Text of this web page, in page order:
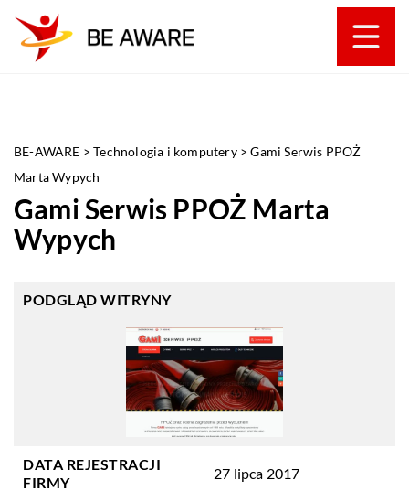
BE-AWARE >Technologia i komputery>Gami Serwis PPOŻ
Marta Wypych
Gami Serwis PPOŻ Marta
Wypych
PODGLĄD WITRYNY
DATA REJESTRACJI
FIRMY
27 lipca 2017